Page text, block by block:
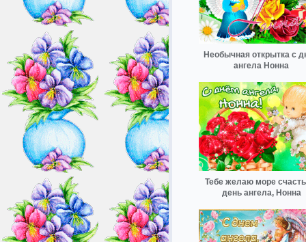
Необычная открытка с
ангела Нонна
Тебе желаю море
день ангела, Нонна